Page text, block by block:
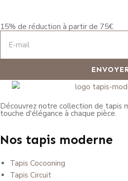
15% de réduction à partir de 75€
Découvrez notre collection de tapis
touche d'élégance à chaque pièce.
Nos tapis moderne
Tapis Cocooning
Tapis Circuit